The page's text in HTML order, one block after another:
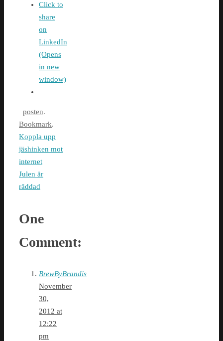
Click to
share
on
LinkedIn
(Opens
in new
window)
posten.
Bookmark.
Koppla upp
jäshinken mot
internet
Julen är
räddad
One
Comment:
BrewByBrandis
November
30,
2012 at
12:22
pm